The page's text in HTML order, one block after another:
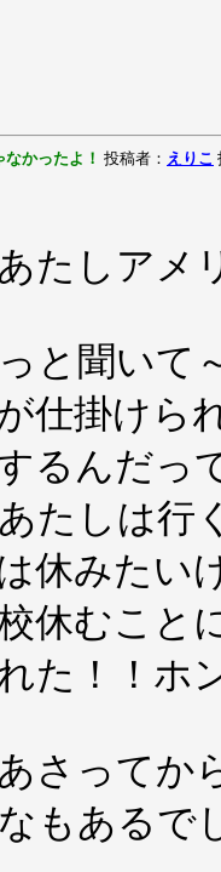
かったよ！ 投稿者： えりこ
たしアメ
と聞いて
仕掛けら
るんだっ
たしは行
休みたい
休むこと
た！！ホ
さってか
もあるで